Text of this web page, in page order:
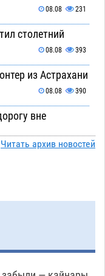
08.08 231
столетний
08.08 393
из Астрахани
08.08 390
вне
08.08 526
08.08 343
пермякам
Читать архив новостей